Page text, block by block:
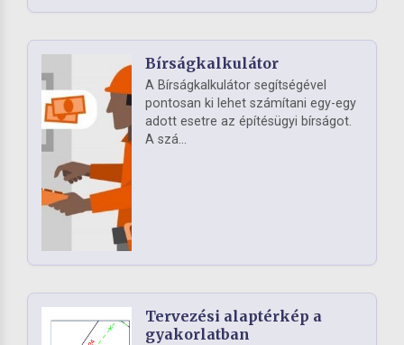
Bírságkalkulátor
A Bírságkalkulátor segítségével
pontosan ki lehet számítani egy-egy
adott esetre az építésügyi bírságot.
A szá...
Tervezési alaptérkép a
gyakorlatban